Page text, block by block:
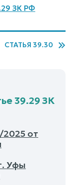
ЗК РФ
СТАТЬЯ 39.30
39.29 ЗК
от
Уфы